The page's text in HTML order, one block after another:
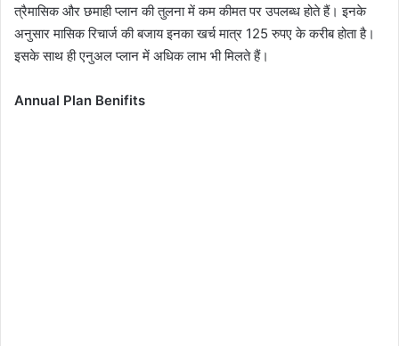
त्रैमासिक और छमाही प्लान की तुलना में कम कीमत पर उपलब्ध होते हैं। इनके
अनुसार मासिक रिचार्ज की बजाय इनका खर्च मात्र 125 रुपए के करीब होता है।
इसके साथ ही एनुअल प्लान में अधिक लाभ भी मिलते हैं।
Annual Plan Benifits